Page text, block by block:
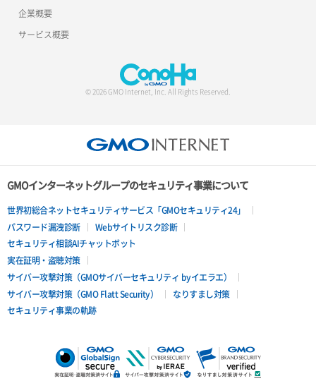
企業概要
サービス概要
© 2026 GMO Internet, Inc. All Rights Reserved.
GMOインターネットグループのセキュリティ事業について
世界初総合ネットセキュリティサービス「GMOセキュリティ24」
パスワード漏洩診断
Webサイトリスク診断
セキュリティ相談AIチャットボット
実在証明・盗聴対策
サイバー攻撃対策（GMOサイバーセキュリティ byイエラエ）
サイバー攻撃対策（GMO Flatt Security）
なりすまし対策
セキュリティ事業の軌跡